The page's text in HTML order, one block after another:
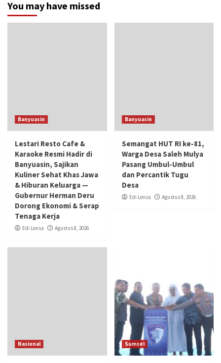
You may have missed
Banyuasin
Lestari Resto Cafe &
Karaoke Resmi Hadir di
Banyuasin, Sajikan
Kuliner Sehat Khas Jawa
& Hiburan Keluarga —
Gubernur Herman Deru
Dorong Ekonomi & Serap
Tenaga Kerja
Edi Lensa Agustus 8, 2026
Banyuasin
Semangat HUT RI ke-81,
Warga Desa Saleh Mulya
Pasang Umbul-Umbul
dan Percantik Tugu
Desa
Edi Lensa Agustus 8, 2026
Nasional Sumsel